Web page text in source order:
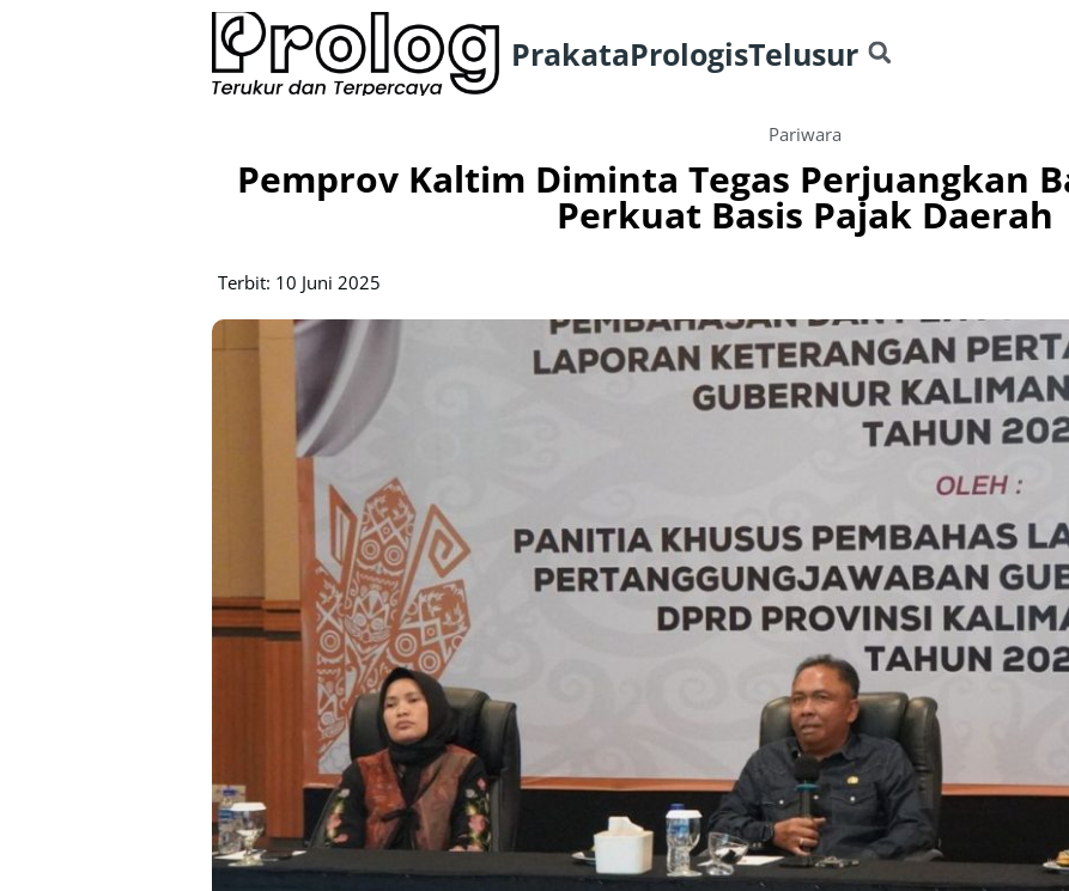
PrakataPrologisTelusur
Pariwara
Pemprov Kaltim Diminta Tegas Perjuangkan
Perkuat Basis Pajak Daerah
Terbit: 10 Juni 2025